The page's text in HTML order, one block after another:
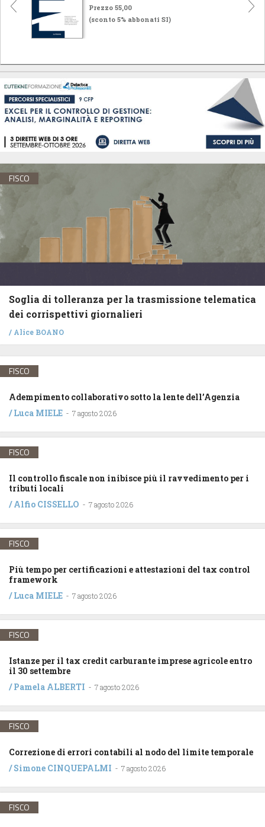
Prezzo 55,00
(sconto 5% abbonati SI)
FISCO
Soglia di tolleranza per la trasmissione telematica
dei corrispettivi giornalieri
/ Alice BOANO
FISCO
Adempimento collaborativo sotto la lente dell’Agenzia
/Luca MIELE - 7 agosto 2026
FISCO
Il controllo fiscale non inibisce più il ravvedimento per i
tributi locali
/Alfio CISSELLO - 7 agosto 2026
FISCO
Più tempo per certificazioni e attestazioni del tax control
framework
/Luca MIELE - 7 agosto 2026
FISCO
Istanze per il tax credit carburante imprese agricole entro
il 30 settembre
/Pamela ALBERTI - 7 agosto 2026
FISCO
Correzione di errori contabili al nodo del limite temporale
/Simone CINQUEPALMI - 7 agosto 2026
FISCO